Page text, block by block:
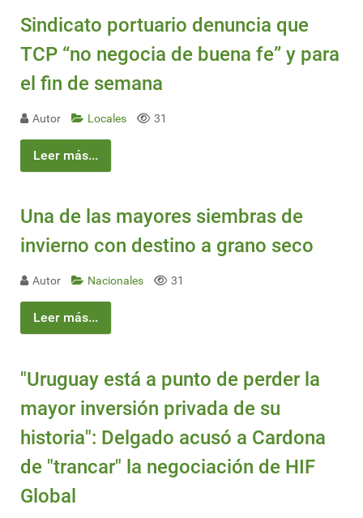
Sindicato portuario denuncia que
TCP “no negocia de buena fe” y para
el fin de semana
Autor Locales 31
Leer más...
Una de las mayores siembras de
invierno con destino a grano seco
Autor Nacionales 31
Leer más...
"Uruguay está a punto de perder la
mayor inversión privada de su
historia": Delgado acusó a Cardona
de "trancar" la negociación de HIF
Global